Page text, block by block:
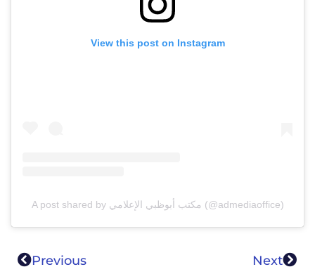
View this post on Instagram
A post shared by مكتب أبوظبي الإعلامي (@admediaoffice)
Previous Next